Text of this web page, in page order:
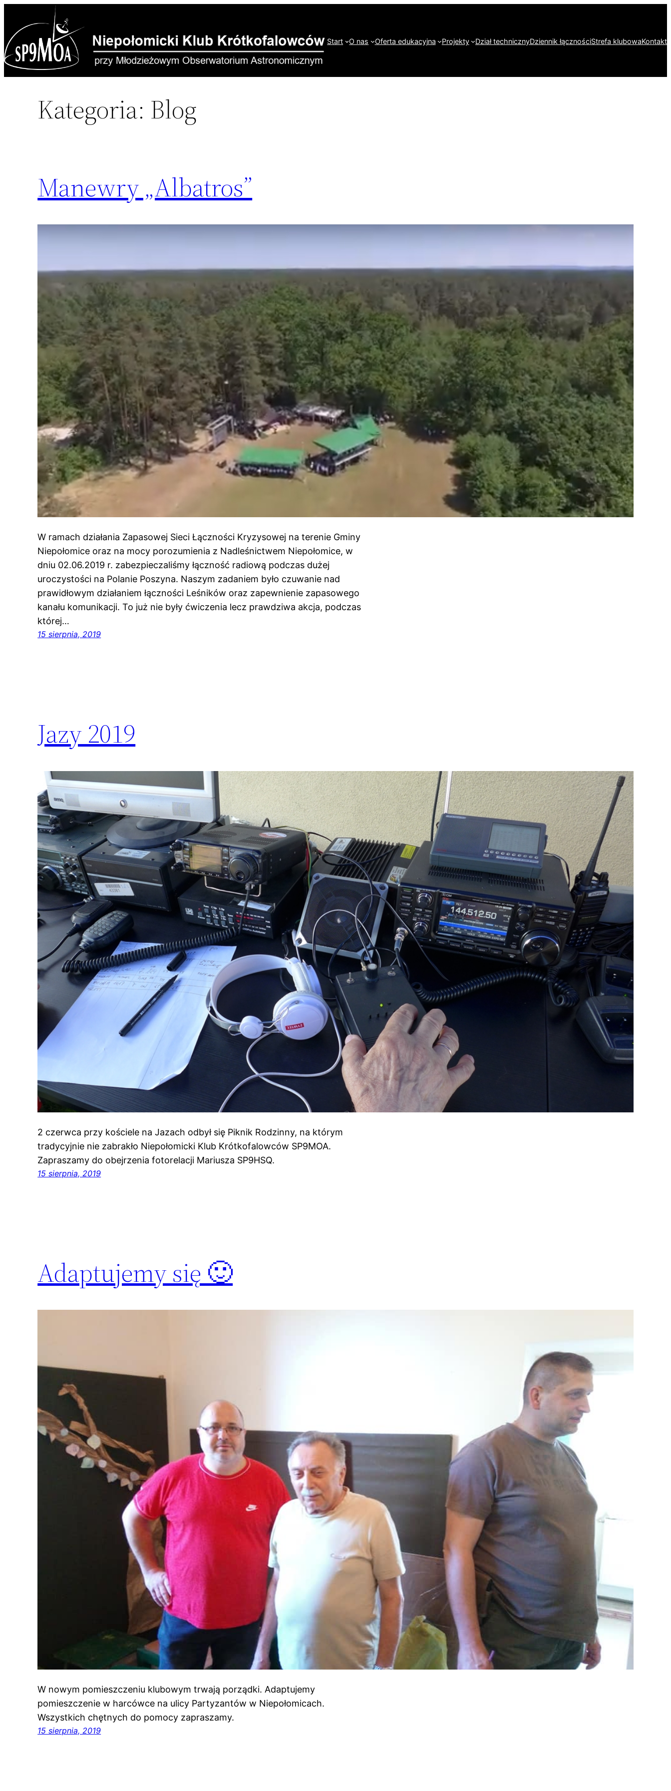
treści
Start O nas Oferta edukacyjna Projekty Dział technicznyDziennik łącznościStrefa klubowaKontakt
Kategoria: Blog
Manewry „Albatros”
W ramach działania Zapasowej Sieci Łączności Kryzysowej na terenie Gminy
Niepołomice oraz na mocy porozumienia z Nadleśnictwem Niepołomice, w
dniu 02.06.2019 r. zabezpieczaliśmy łączność radiową podczas dużej
uroczystości na Polanie Poszyna. Naszym zadaniem było czuwanie nad
prawidłowym działaniem łączności Leśników oraz zapewnienie zapasowego
kanału komunikacji. To już nie były ćwiczenia lecz prawdziwa akcja, podczas
której…
15 sierpnia, 2019
Jazy 2019
2 czerwca przy kościele na Jazach odbył się Piknik Rodzinny, na którym
tradycyjnie nie zabrakło Niepołomicki Klub Krótkofalowców SP9MOA.
Zapraszamy do obejrzenia fotorelacji Mariusza SP9HSQ.
15 sierpnia, 2019
Adaptujemy się 🙂
W nowym pomieszczeniu klubowym trwają porządki. Adaptujemy
pomieszczenie w harcówce na ulicy Partyzantów w Niepołomicach.
Wszystkich chętnych do pomocy zapraszamy.
15 sierpnia, 2019